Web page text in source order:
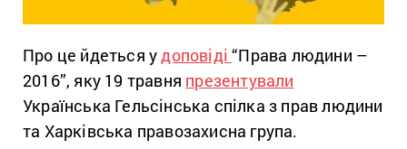
Про це йдеться удоповіді“Права людини –
2016”, яку 19 травня презентували
Українська Гельсінська спілка з прав людини
та Харківська правозахисна група.